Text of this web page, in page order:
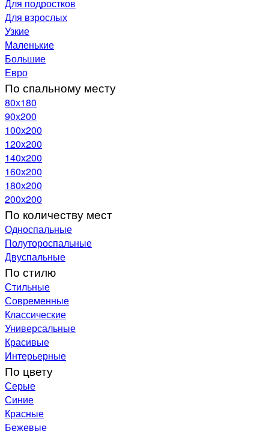
Для подростков
Для взрослых
Узкие
Маленькие
Большие
Евро
По спальному месту
80х180
90х200
100х200
120x200
140х200
160х200
180х200
200х200
По количеству мест
Односпальные
Полутороспальные
Двуспальные
По стилю
Стильные
Современные
Классические
Универсальные
Красивые
Интерьерные
По цвету
Серые
Синие
Красные
Бежевые